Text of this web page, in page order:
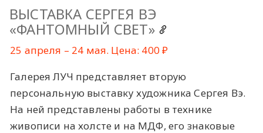
ВЫСТАВКА СЕРГЕЯ ВЭ
«ФАНТОМНЫЙ СВЕТ»
25 апреля – 24 мая. Цена: 400 ₽
Галерея ЛУЧ представляет вторую
персональную выставку художника Сергея Вэ.
На ней представлены работы в технике
живописи на холсте и на МДФ, его знаковые